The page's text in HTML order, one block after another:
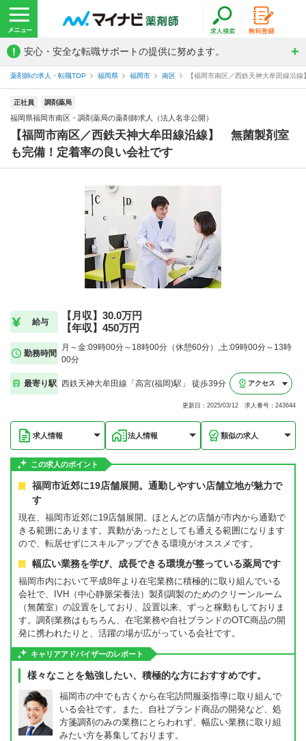
! 安心・安全な転職サポートの提供に努めます。
薬剤師の求人・転職TOP 福岡県 福岡市 南区 【福岡市南区／西鉄天神大牟田線沿
正社員 調剤薬局
福岡県福岡市南区・調剤薬局の薬剤師求人（法人名非公開）
【福岡市南区／西鉄天神大牟田線沿線】 無菌製剤室
も完備！定着率の良い会社です
給与
【月収】30.0万円
【年収】450万円
勤務時間
月～金:09時00分～18時00分（休憩60分）,土:09時00分～13時
00分
最寄り駅 西鉄天神大牟田線「高宮(福岡)駅」 徒歩39分 アクセス
更新日：2025/03/12 求人番号：243644
求人情報 法人情報 類似の求人
この求人のポイント
福岡市近郊に19店舗展開。通勤しやすい店舗立地が魅力で
す
現在、福岡市近郊に19店舗展開。ほとんどの店舗が市内から通勤で
きる範囲にあります。異動があったとしても通える範囲になります
ので、転居せずにスキルアップできる環境がオススメです。
幅広い業務を学び、成長できる環境が整っている薬局です
福岡市内において平成8年より在宅業務に積極的に取り組んでいる
会社で、IVH（中心静脈栄養法）製剤調製のためのクリーンルーム
（無菌室）の設置をしており、設置以来、ずっと稼動もしておりま
す。調剤業務はもちろん、在宅業務や自社ブランドのOTC商品の開
発に携われたりと、活躍の場が広がっている会社です。
キャリアアドバイザーのレポート
様々なことを勉強したい、積極的な方におすすめです。
福岡市の中でも古くから在宅訪問服薬指導に取り組んで
いる会社です。また、自社ブランド商品の開発など、処
方箋調剤のみの業務にとらわれず、幅広い業務に取り組
みたい方を募集しております。